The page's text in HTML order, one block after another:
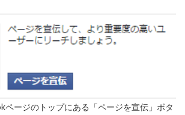
ページのトップにある「ページを宣伝」ボタ